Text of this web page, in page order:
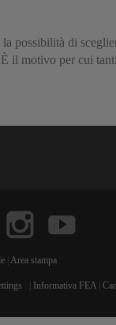
possibilità di
motivo per cui
Area stampa
Informativa FEA